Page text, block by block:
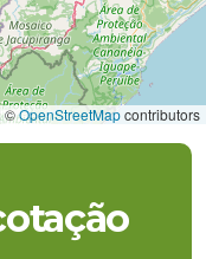
|©OpenStreetMapcontributors